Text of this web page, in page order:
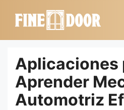
Aplicaciones
Aprender
Automotriz